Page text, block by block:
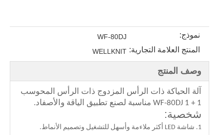
نموذج: WF-80DJ
المنتج العلامة التجارية: WELLKNIT
وصف المنتج
آلة الحياكة ذات الرأس المزدوج ذات الرأس المحوسب
WF-80DJ 1 + 1 مناسبة لصنع تطبيق الياقة والأصفاد.
شخصية:
1. شاشة LED أكثر ملاءمة وأسهل للتشغيل وتصميم الأنماط.